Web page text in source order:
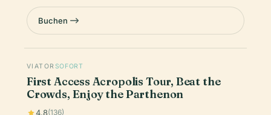
Buchen
VIATOR SOFORT
First Access Acropolis Tour, Beat the
Crowds, Enjoy the Parthenon
4.8(136)